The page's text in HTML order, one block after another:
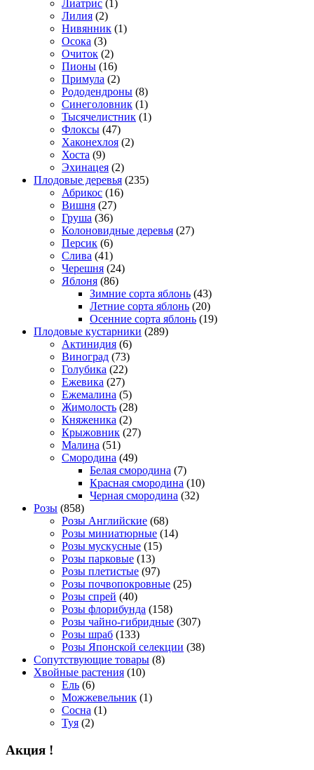
Лиатрис (1)
Лилия (2)
Нивянник (1)
Осока (3)
Очиток (2)
Пионы (16)
Примула (2)
Рододендроны (8)
Синеголовник (1)
Тысячелистник (1)
Флоксы (47)
Хаконехлоя (2)
Хоста (9)
Эхинацея (2)
Плодовые деревья (235)
Абрикос (16)
Вишня (27)
Груша (36)
Колоновидные деревья (27)
Персик (6)
Слива (41)
Черешня (24)
Яблоня (86)
Зимние сорта яблонь (43)
Летние сорта яблонь (20)
Осенние сорта яблонь (19)
Плодовые кустарники (289)
Актинидия (6)
Виноград (73)
Голубика (22)
Ежевика (27)
Ежемалина (5)
Жимолость (28)
Княженика (2)
Крыжовник (27)
Малина (51)
Смородина (49)
Белая смородина (7)
Красная смородина (10)
Черная смородина (32)
Розы (858)
Розы Английские (68)
Розы миниатюрные (14)
Розы мускусные (15)
Розы парковые (13)
Розы плетистые (97)
Розы почвопокровные (25)
Розы спрей (40)
Розы флорибунда (158)
Розы чайно-гибридные (307)
Розы шраб (133)
Розы Японской селекции (38)
Сопутствующие товары (8)
Хвойные растения (10)
Ель (6)
Можжевельник (1)
Сосна (1)
Туя (2)
Акция !